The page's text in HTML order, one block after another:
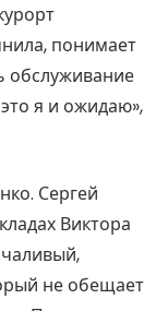
понимает
обслуживание
я и ожидаю»,
Сергей
Виктора
не обещает